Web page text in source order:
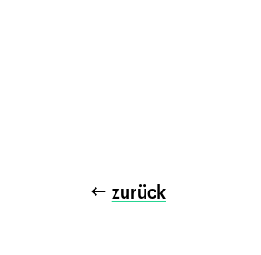
← zurück